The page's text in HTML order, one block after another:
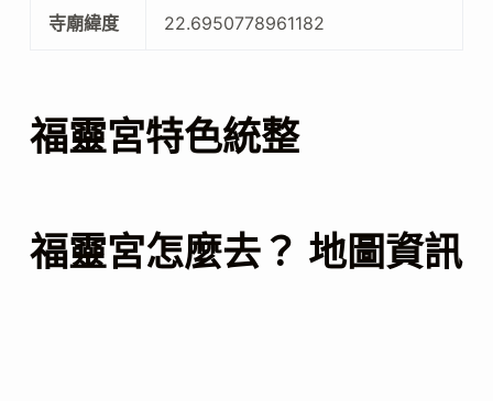
寺廟緯度 22.6950778961182
福靈宮特色統整
福靈宮怎麼去？ 地圖資訊